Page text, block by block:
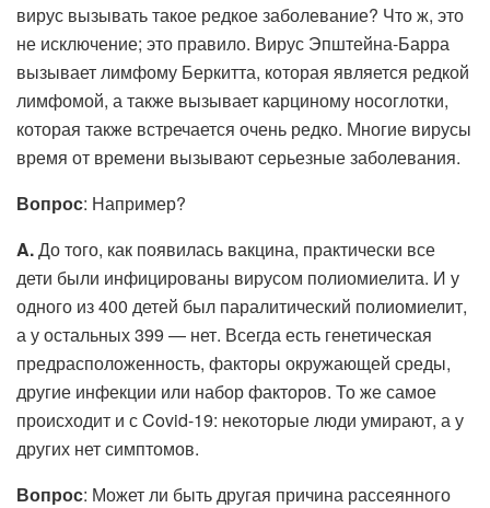
вирус вызывать такое редкое заболевание? Что ж, это
не исключение; это правило. Вирус Эпштейна-Барра
вызывает лимфому Беркитта, которая является редкой
лимфомой, а также вызывает карциному носоглотки,
которая также встречается очень редко. Многие вирусы
время от времени вызывают серьезные заболевания.
Вопрос: Например?
A.До того, как появилась вакцина, практически все
дети были инфицированы вирусом полиомиелита. И у
одного из 400 детей был паралитический полиомиелит,
а у остальных 399 — нет. Всегда есть генетическая
предрасположенность, факторы окружающей среды,
другие инфекции или набор факторов. То же самое
происходит и с Covid-19: некоторые люди умирают, а у
других нет симптомов.
Вопрос: Может ли быть другая причина рассеянного